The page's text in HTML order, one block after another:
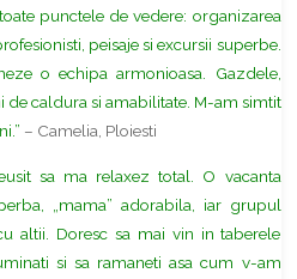
punctele de vedere: organizarea
peisaje si excursii superbe.
o echipa armonioasa. Gazdele,
de caldura si amabilitate. M-am simtit
– Camelia, Ploiesti
sa ma relaxez total. O vacanta
„mama” adorabila, iar grupul
altii. Doresc sa mai vin in taberele
si sa ramaneti asa cum v-am